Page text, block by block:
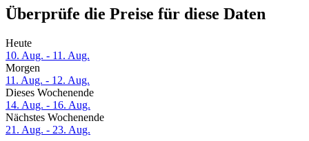
Überprüfe die Preise für diese Daten
Heute
10. Aug. - 11. Aug.
Morgen
11. Aug. - 12. Aug.
Dieses Wochenende
14. Aug. - 16. Aug.
Nächstes Wochenende
21. Aug. - 23. Aug.